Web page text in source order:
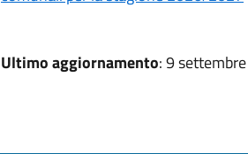
Ultimo aggiornamento: 9